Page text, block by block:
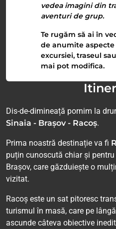
vedea imagini din
aventuri de grup.
Te rugăm să ai în
de anumite
excursiei, traseul
mai pot modifica.
Dis-de-dimineață pornim la
Sinaia - Brașov - Racoș.
Prima noastră destinație va fi
puțin cunoscută chiar și
Brașov, care găzduiește o
vizitat.
Racoș este un sat pitoresc
turismul în masă, care pe
ascunde câteva obiective